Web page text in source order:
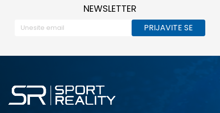
NEWSLETTER
PRIJAVITE SE